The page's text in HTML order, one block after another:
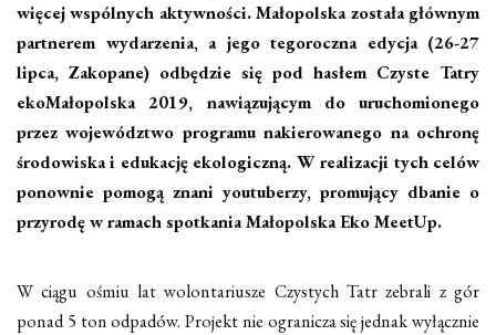
więcej wspólnych aktywności. Małopolska została głównym
partnerem wydarzenia, a jego tegoroczna edycja (26-27
lipca, Zakopane) odbędzie się pod hasłem Czyste Tatry
ekoMałopolska 2019, nawiązującym do uruchomionego
przez województwo programu nakierowanego na ochronę
środowiska i edukację ekologiczną. W realizacji tych celów
ponownie pomogą znani youtuberzy, promujący dbanie o
przyrodę w ramach spotkania Małopolska Eko MeetUp.
W ciągu ośmiu lat wolontariusze Czystych Tatr zebrali z gór
ponad 5 ton odpadów. Projekt nie ogranicza się jednak wyłącznie